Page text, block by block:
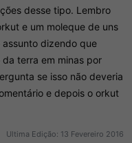
desse tipo. Lembro
e um moleque de uns
assunto dizendo que
terra em minas por
se isso não deveria
e depois o orkut
Ultima Edição: 13 Fevereiro 2016